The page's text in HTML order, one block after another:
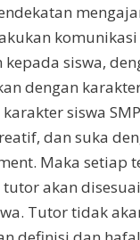
komunikasi
kepada siswa,
dengan
siswa
dan suka
Maka setiap
akan
Tutor tidak